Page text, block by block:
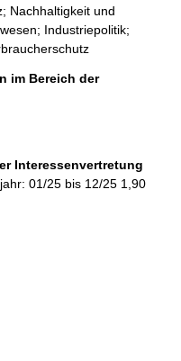
Nachhaltigkeit und
Industriepolitik;
im Bereich der
Interessenvertretung
01/25 bis 12/25 1,90